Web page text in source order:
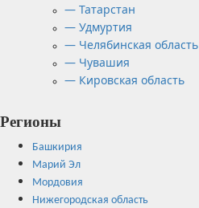
— Татарстан
— Удмуртия
— Челябинская область
— Чувашия
— Кировская область
Регионы
Башкирия
Марий Эл
Мордовия
Нижегородская область